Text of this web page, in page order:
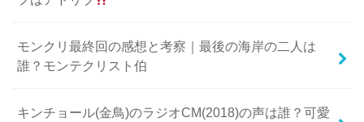
モンクリ最終回の感想と考察｜最後の海岸の二人は
誰？モンテクリスト伯
キンチョール(金鳥)のラジオCM(2018)の声は誰？可愛